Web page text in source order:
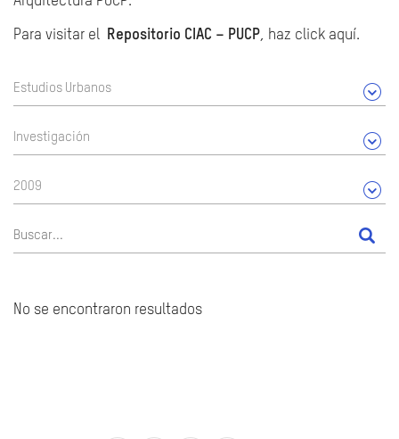
Para visitar el Repositorio CIAC – PUCP, haz click aquí.
Estudios Urbanos
Investigación
2009
No se encontraron resultados